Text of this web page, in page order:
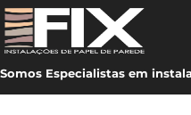
Somos Especialistas em